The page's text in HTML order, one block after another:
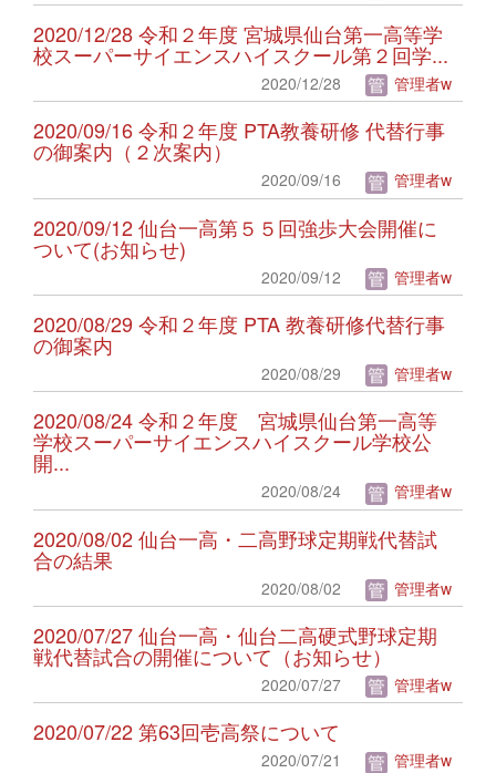
2020/12/28 令和２年度 宮城県仙台第一高等学
校スーパーサイエンスハイスクール第２回学...
2020/12/28 管理者w
2020/09/16 令和２年度 PTA教養研修 代替行事
の御案内（２次案内）
2020/09/16 管理者w
2020/09/12 仙台一高第５５回強歩大会開催に
ついて(お知らせ)
2020/09/12 管理者w
2020/08/29 令和２年度 PTA 教養研修代替行事
の御案内
2020/08/29 管理者w
2020/08/24 令和２年度 宮城県仙台第一高等
学校スーパーサイエンスハイスクール学校公
開...
2020/08/24 管理者w
2020/08/02 仙台一高・二高野球定期戦代替試
合の結果
2020/08/02 管理者w
2020/07/27 仙台一高・仙台二高硬式野球定期
戦代替試合の開催について（お知らせ）
2020/07/27 管理者w
2020/07/22 第63回壱高祭について
2020/07/21 管理者w